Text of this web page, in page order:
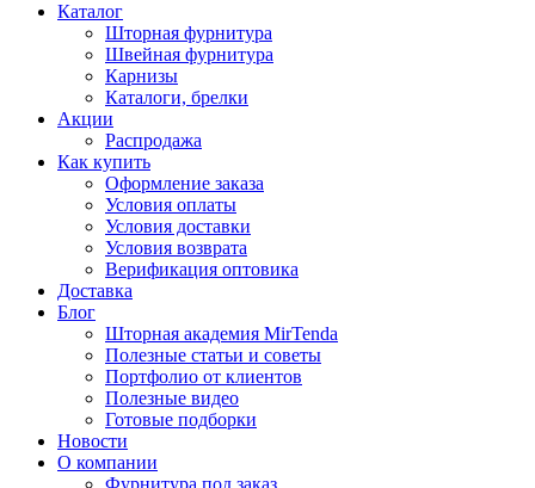
Каталог
Шторная фурнитура
Швейная фурнитура
Карнизы
Каталоги, брелки
Акции
Распродажа
Как купить
Оформление заказа
Условия оплаты
Условия доставки
Условия возврата
Верификация оптовика
Доставка
Блог
Шторная академия MirTenda
Полезные статьи и советы
Портфолио от клиентов
Полезные видео
Готовые подборки
Новости
О компании
Фурнитура под заказ